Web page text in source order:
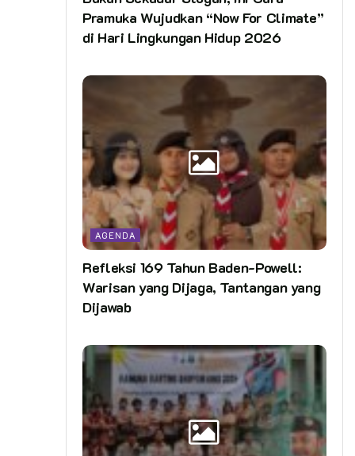
Pramuka Wujudkan “Now For Climate”
di Hari Lingkungan Hidup 2026
AGENDA
Refleksi 169 Tahun Baden-Powell:
Warisan yang Dijaga, Tantangan yang
Dijawab